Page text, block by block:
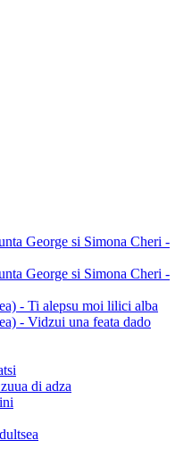
George si Simona Cheri -
George si Simona Cheri -
- Ti alepsu moi lilici alba
- Vidzui una feata dado
di adza